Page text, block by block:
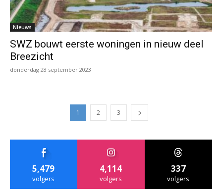
Nieuws
SWZ bouwt eerste woningen in nieuw deel
Breezicht
donderdag 28 september 2023
1 2 3
5,479
volgers
4,114
volgers
337
volgers